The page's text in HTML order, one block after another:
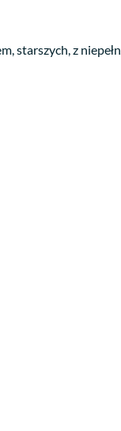
starszych, z